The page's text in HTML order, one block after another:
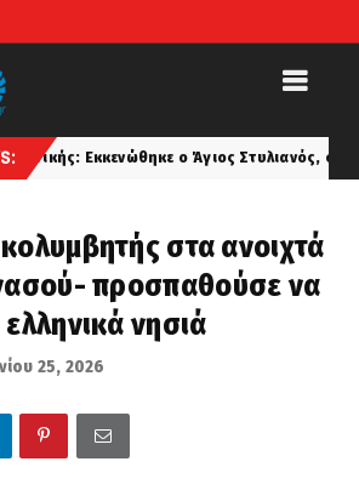
ο Άγιος Στυλιανός, στις φλόγες
στα ανοιχτά
προσπαθούσε να
νησιά
25, 2026